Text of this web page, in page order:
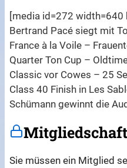
[media id=272 width=640
Bertrand Pacé siegt mit
France à la Voile –
Quarter Ton Cup –
Classic vor Cowes – 25
Class 40 Finish in Les
Schümann gewinnt die
Sie müssen ein Mitglied